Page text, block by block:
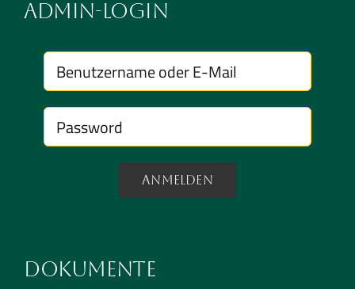
Admin-Login
Anmelden
Dokumente